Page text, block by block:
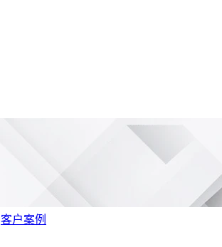
客户案例